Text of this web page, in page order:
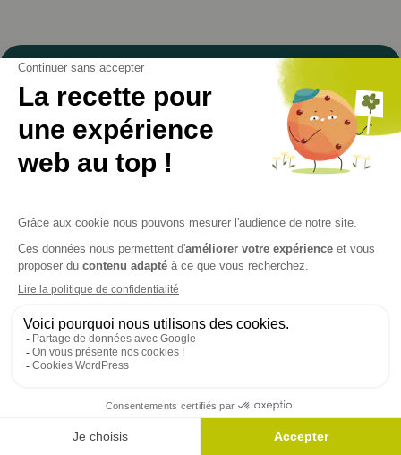
Des activités pour tous
Parc Aventures
Nous appeler
Celt’Aventures, parc à sensations
100% bretonnes !
Au coeur d’une forêt classée, nous vous
pour tous les âges. Venez bouger, vous amuser,
découvrir de nouvelles sensations dans cadre
naturel unique !
Réservez votre billet